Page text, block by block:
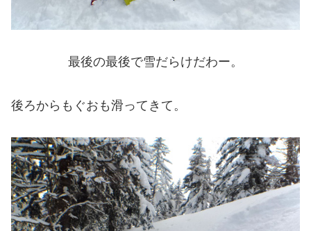
最後の最後で雪だらけだわー。
後ろからもぐおも滑ってきて。